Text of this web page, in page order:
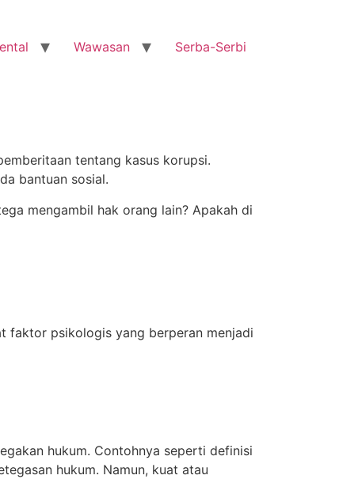
Wawasan Serba-Serbi
tentang kasus korupsi.
bantuan sosial.
mengambil hak orang lain? Apakah di
faktor psikologis yang berperan menjadi
hukum. Contohnya seperti definisi
hukum. Namun, kuat atau